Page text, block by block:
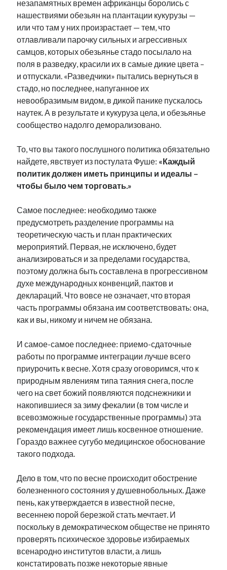
незапамятных времен африканцы боролись с
нашествиями обезьян на плантации кукурузы —
или что там у них произрастает — тем, что
отлавливали парочку сильных и агрессивных
самцов, которых обезьянье стадо посылало на
поля в разведку, красили их в самые дикие цвета –
и отпускали. «Разведчики» пытались вернуться в
стадо, но последнее, напуганное их
невообразимым видом, в дикой панике пускалось
наутек. А в результате и кукуруза цела, и обезьянье
сообщество надолго деморализовано.
То, что вы такого послушного политика обязательно
найдете, явствует из постулата Фуше: «Каждый
политик должен иметь принципы и идеалы –
чтобы было чем торговать.»
Самое последнее: необходимо также
предусмотреть разделение программы на
теоретическую часть и план практических
мероприятий. Первая, не исключено, будет
анализироваться и за пределами государства,
поэтому должна быть составлена в прогрессивном
духе международных конвенций, пактов и
деклараций. Что вовсе не означает, что вторая
часть программы обязана им соответствовать: она,
как и вы, никому и ничем не обязана.
И самое-самое последнее: приемо-сдаточные
работы по программе интеграции лучше всего
приурочить к весне. Хотя сразу оговоримся, что к
природным явлениям типа таяния снега, после
чего на свет божий появляются подснежники и
накопившиеся за зиму фекалии (в том числе и
всевозможные государственные программы) эта
рекомендация имеет лишь косвенное отношение.
Гораздо важнее сугубо медицинское обоснование
такого подхода.
Дело в том, что по весне происходит обострение
болезненного состояния у душевнобольных. Даже
пень, как утверждается в известной песне,
весеннею порой березкой стать мечтает. И
поскольку в демократическом обществе не принято
проверять психическое здоровье избираемых
всенародно институтов власти, а лишь
констатировать позже некоторые явные